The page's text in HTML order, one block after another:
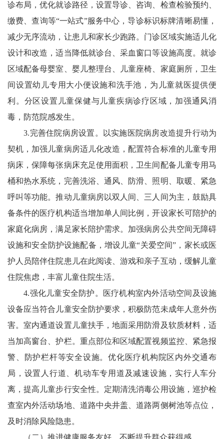
诊布局，优化就诊路径，设置导诊、咨询、检查检验预约、
缴费、查询等“一站式”服务中心，导诊标识标牌清晰易懂，
减少无序流动，让患儿和家长少跑路。门诊区域实施适儿化
设计和改造，适当降低就诊台、采血窗口等设施高度。就诊
区域配备母婴室、婴儿整理台、儿童座椅、家庭厕所，卫生
间设置幼儿专用大小便设施和洗手池，为儿童就医提供便
利。分区设置儿童保健与儿童疾病诊疗区域，加强通风消
毒，防范院感发生。
3.完善住院病房设置。以实施医院病房改造提升行动为
契机，加强儿童病房适儿化改造，配置符合标准的儿童专用
病床，保障每张病床充足使用面积，卫生间配备儿童专用马
桶和热水系统，完善洗浴、通风、防滑、照明、取暖、紧急
呼叫等功能。推动儿童病房以双人间、三人间为主，鼓励具
备条件的医疗机构适当增加单人间比例，开设家长可陪护的
家庭化病房，满足家长陪护需求。加强病房公共空间无障碍
设施和安全防护设施配备，增设儿童“关爱空间”，家长或医
护人员陪伴住院患儿在此阅读、游戏和亲子互动，缓解儿童
住院焦虑，丰富儿童住院生活。
4.强化儿童安全防护。医疗机构室内外活动空间及设施
设备应当符合儿童安全防护要求，积极防范未成年人意外伤
害。室内通道设置儿童扶手，地面采用防滑及软质材料，适
当加高窗台、护栏。重点部位和区域配置视频监控、紧急报
警、防护栏杆等安全设施。优化医疗机构院区内外交通布
局，设置人行道、机动车专用道及减速设施，实行人车分
离，提高儿童步行安全性。定期清洗消毒公用设施，巡护检
查室内外活动场地、道路中央井盖、道路两侧树池等点位，
及时消除风险隐患。
（二）推进健康服务友好，不断提升群众获得感。